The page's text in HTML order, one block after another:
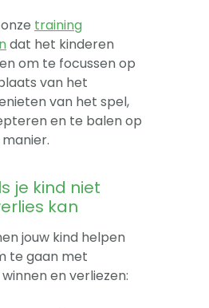
training
dat het kinderen
om te focussen op
van het
van het spel,
en te balen op
je kind niet
kan
jouw kind helpen
te gaan met
en verliezen: